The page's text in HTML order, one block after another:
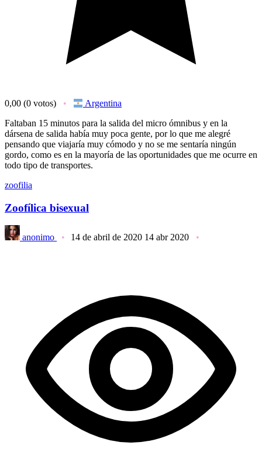
0,00 (0 votos)
Argentina
Faltaban 15 minutos para la salida del micro ómnibus y en la
dársena de salida había muy poca gente, por lo que me alegré
pensando que viajaría muy cómodo y no se me sentaría ningún
gordo, como es en la mayoría de las oportunidades que me ocurre en
todo tipo de transportes.
zoofilia
Zoofílica bisexual
anonimo 14 de abril de 2020 14 abr 2020